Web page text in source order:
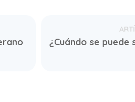
¿Cuándo se puede